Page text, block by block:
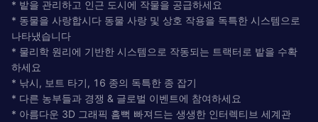
* 밭을 관리하고 인근 도시에 작물을 공급하세요
* 동물을 사랑합시다 동물 사랑 및 상호 작용을 독특한 시스템으로
나타냈습니다
* 물리학 원리에 기반한 시스템으로 작동되는 트랙터로 밭을 수확
하세요
* 낚시, 보트 타기, 16 종의 독특한 종 잡기
* 다른 농부들과 경쟁 & 글로벌 이벤트에 참여하세요
* 아름다운 3D 그래픽 흠뻑 빠져드는 생생한 인터렉티브 세계관